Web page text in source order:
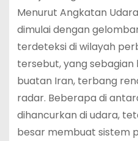
Menurut Angkatan
dimulai dengan
terdeteksi di wilayah
tersebut, yang sebagian
buatan Iran, terbang
radar. Beberapa di
dihancurkan di udara,
besar membuat sistem